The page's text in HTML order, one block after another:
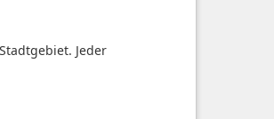
Jeder